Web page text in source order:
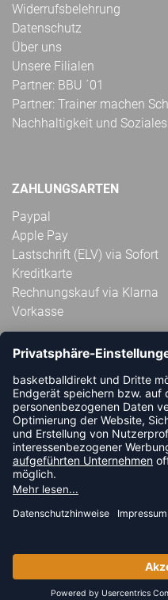
Widerrufsbelehrung
Datenschutz
Über uns
Unsere Filialen
Partner: BBU ´01
Partner: Trainer machen
Nachhaltigkeit und Soziales
ZAHLUNGSARTEN
Paypal
Apple Pay
Lastschrift (ELV) via Sofort
Kreditkarte
Rechnungskauf via Klarna
Vorkasse
ABONNIERE JETZT DEN
HANDBALLDIREKT-
NEUIGKEIT ODER AKTION
JETZT